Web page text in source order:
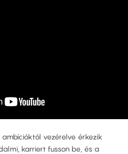
vezérelve érkezik
karriert fusson be, és a